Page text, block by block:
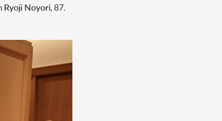
Ryoji Noyori, 87.